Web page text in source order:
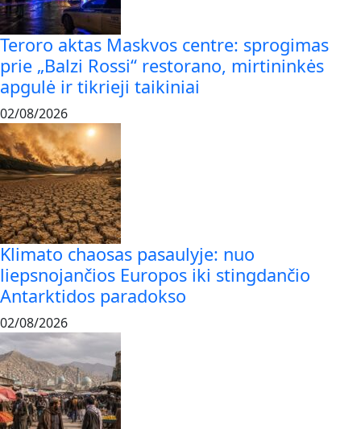
Teroro aktas Maskvos centre: sprogimas
prie „Balzi Rossi“ restorano, mirtininkės
apgulė ir tikrieji taikiniai
02/08/2026
Klimato chaosas pasaulyje: nuo
liepsnojančios Europos iki stingdančio
Antarktidos paradokso
02/08/2026